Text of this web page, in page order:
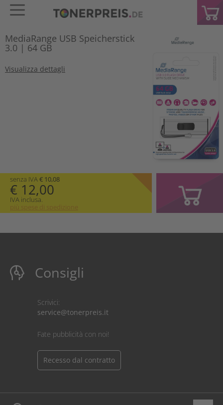
MediaRange USB Speicherstick
3.0 | 64 GB
Visualizza dettagli
senza IVA€ 10,08
€ 12,00
IVA inclusa.
più spese di spedizione
Consigli
Scrivici:
service@tonerpreis.it
Fate pubblicità con noi!
Recesso dal contratto